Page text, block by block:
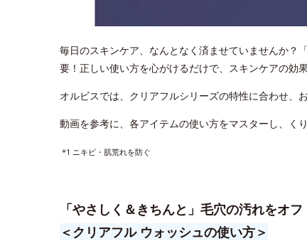
毎日のスキンケア、なんとなく済ませていませんか？
要！正しい使い方を心がけるだけで、スキンケアの効
オルビスでは、クリアフルシリーズの特性に合わせ、
動画を参考に、各アイテムの使い方をマスターし、く
*1 ニキビ・肌荒れを防ぐ
「やさしく＆きちんと」毛穴の汚れをオフ
＜クリアフル ウォッシュの使い方＞